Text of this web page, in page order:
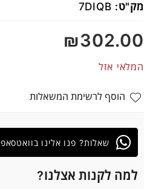
0
5
מק"ט: 7DIQB
₪302.00
המלאי אזל
הוסף לרשימת המשאלות
למה לקנות אצלנו?
שאלות? פנו אלינו בוואטסאפ